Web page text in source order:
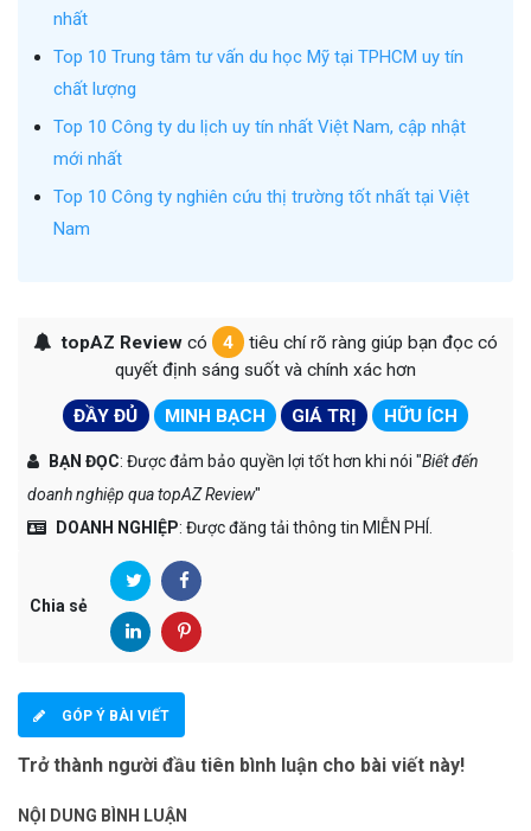
nhất
Top 10 Trung tâm tư vấn du học Mỹ tại TPHCM uy tín
chất lượng
Top 10 Công ty du lịch uy tín nhất Việt Nam, cập nhật
mới nhất
Top 10 Công ty nghiên cứu thị trường tốt nhất tại Việt
Nam
topAZ Reviewcó 4
tiêu chí rõ ràng giúp bạn đọc có
quyết định sáng suốt và chính xác hơn
ĐẦY ĐỦ MINH BẠCH GIÁ TRỊ HỮU ÍCH
BẠN ĐỌC: Được đảm bảo quyền lợi tốt hơn khi nói "Biết đến
doanh nghiệp qua topAZ Review"
DOANH NGHIỆP: Được đăng tải thông tin MIỄN PHÍ.
Chia sẻ
GÓP Ý BÀI VIẾT
Trở thành người đầu tiên bình luận cho bài viết này!
NỘI DUNG BÌNH LUẬN